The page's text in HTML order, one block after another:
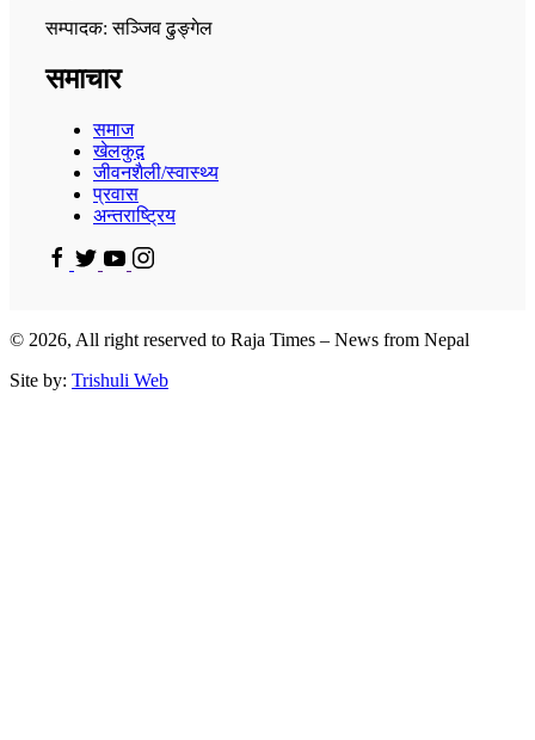
सम्पादक: सञ्जिव ढुङ्गेल
समाचार
समाज
खेलकुद़़
जीवनशैली/स्वास्थ्य
प्रवास
अन्तराष्ट्रिय
© 2026, All right reserved to Raja Times – News from Nepal
Site by: Trishuli Web